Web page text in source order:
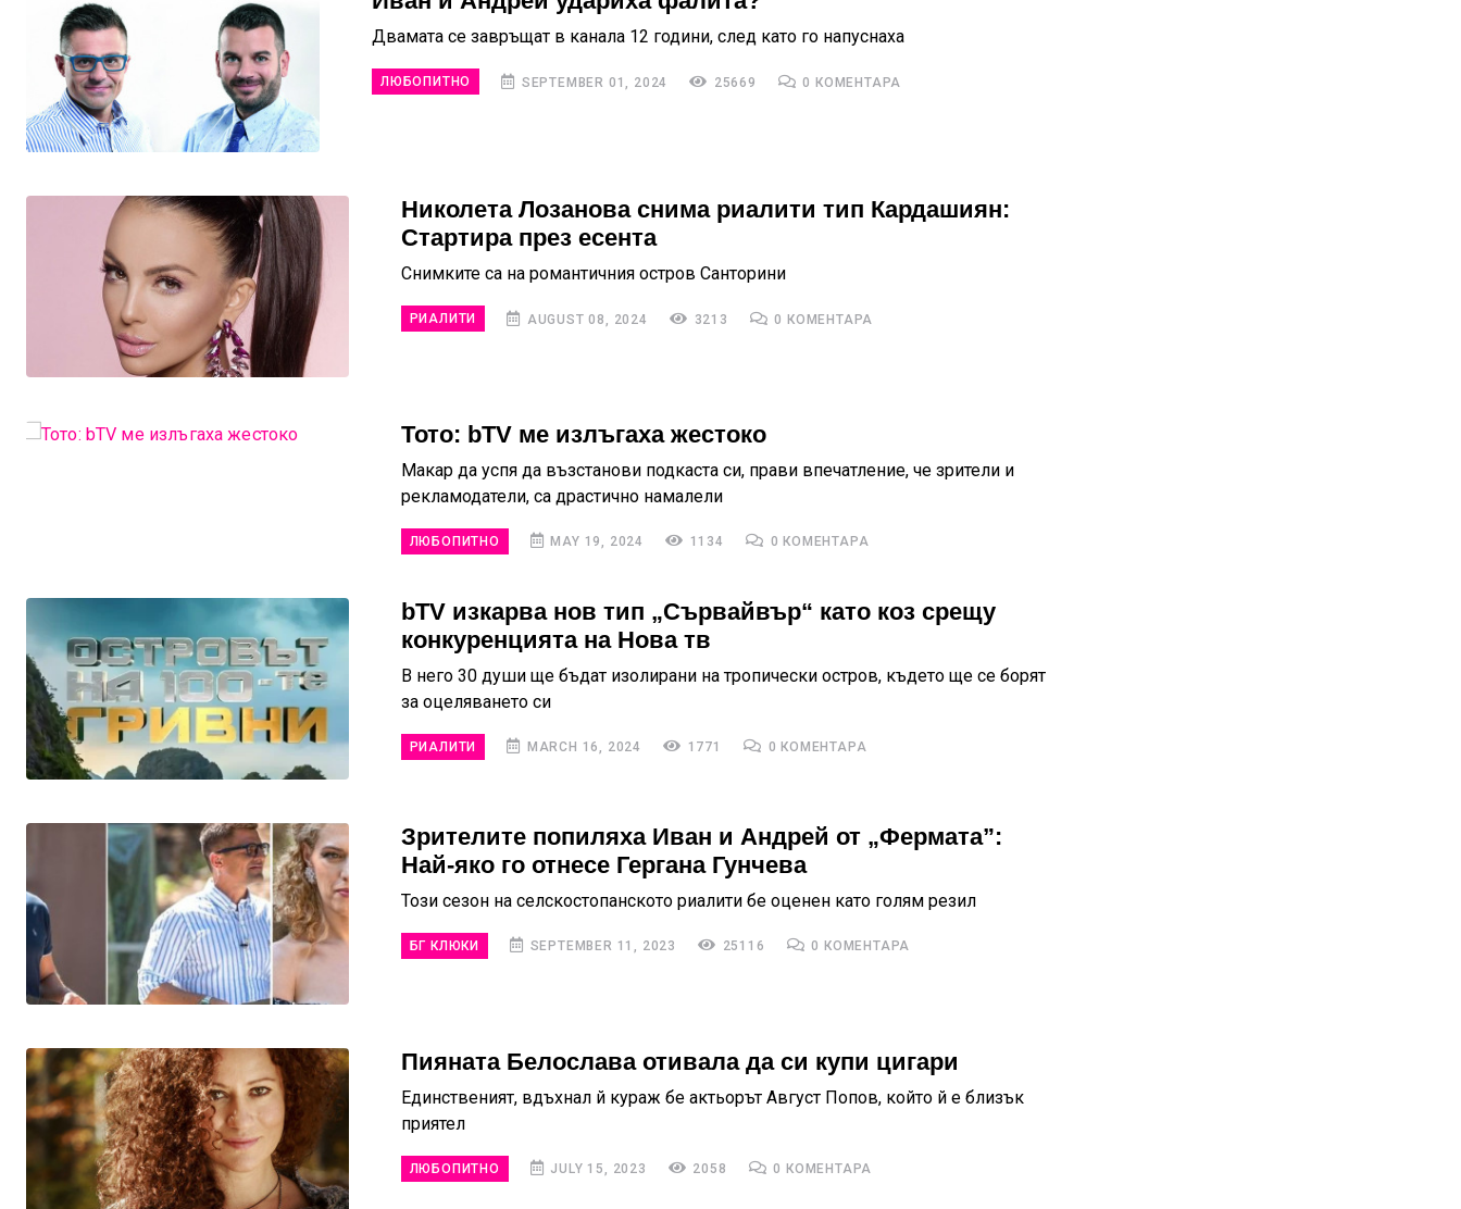
Двамата се завръщат в канала 12 години, след като го напуснаха
ЛЮБОПИТНО SEPTEMBER 01, 2024 25669 0 КОМЕНТАРА
Николета Лозанова снима риалити тип Кардашиян:
Стартира през есента
Снимките са на романтичния остров Санторини
РИАЛИТИ AUGUST 08, 2024 3213 0 КОМЕНТАРА
Тото: bTV ме излъгаха жестоко
Макар да успя да възстанови подкаста си, прави впечатление, че зрители и
рекламодатели, са драстично намалели
ЛЮБОПИТНО MAY 19, 2024 1134 0 КОМЕНТАРА
bTV изкарва нов тип „Сървайвър“ като коз срещу
конкуренцията на Нова тв
В него 30 души ще бъдат изолирани на тропически остров, където ще се борят
за оцеляването си
РИАЛИТИ MARCH 16, 2024 1771 0 КОМЕНТАРА
Зрителите попиляха Иван и Андрей от „Фермата”:
Най-яко го отнесе Гергана Гунчева
Този сезон на селскостопанското риалити бе оценен като голям резил
БГ КЛЮКИ SEPTEMBER 11, 2023 25116 0 КОМЕНТАРА
Пияната Белослава отивала да си купи цигари
Единственият, вдъхнал й кураж бе актьорът Август Попов, който й е близък
приятел
ЛЮБОПИТНО JULY 15, 2023 2058 0 КОМЕНТАРА